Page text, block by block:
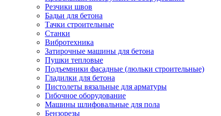
Резчики швов
Бадьи для бетона
Тачки строительные
Станки
Вибротехника
Затирочные машины для бетона
Пушки тепловые
Подъемники фасадные (люльки строительные)
Гладилки для бетона
Пистолеты вязальные для арматуры
Гибочное оборудование
Машины шлифовальные для пола
Бензорезы